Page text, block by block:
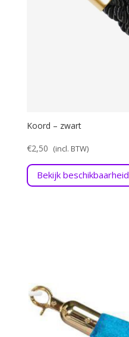
Koord – zwart
€2,50
Bekijk beschikbaarheid